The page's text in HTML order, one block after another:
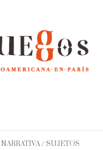
/ SUJETOS